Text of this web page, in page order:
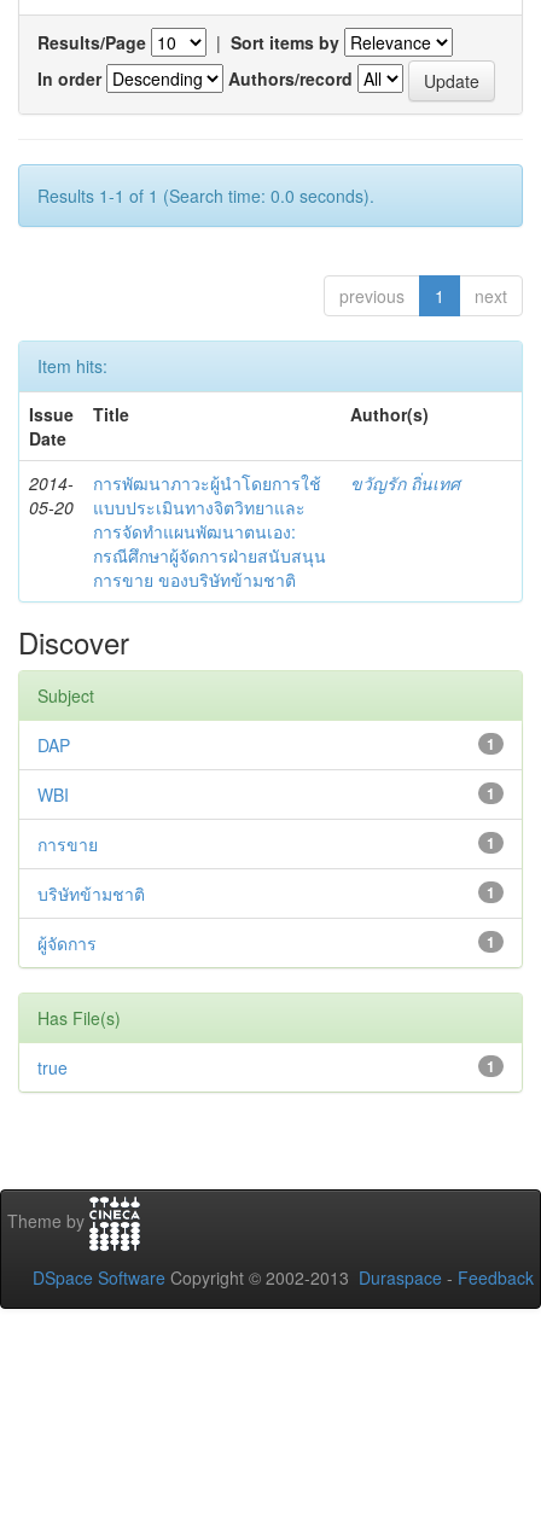
Results/Page | Sort items by
In order
Authors/record
Results 1-1 of 1 (Search time: 0.0 seconds).
previous 1 next
Item hits:
Issue
Date
Title Author(s)
2014-
05-20
การพัฒนาภาวะผู้นำโดยการใช้
แบบประเมินทางจิตวิทยาและ
การจัดทำแผนพัฒนาตนเอง:
กรณีศึกษาผู้จัดการฝ่ายสนับสนุน
การขาย ของบริษัทข้ามชาติ
ขวัญรัก ถิ่นเทศ
Discover
Subject
1
DAP
1
WBI
1
การขาย
1
บริษัทข้ามชาติ
1
ผู้จัดการ
Has File(s)
1
true
Theme by
DSpace Software Copyright © 2002-2013 Duraspace - Feedback